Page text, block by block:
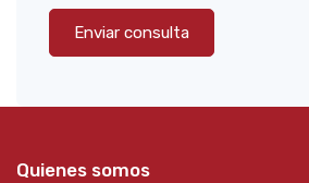
Enviar consulta
Quienes somos